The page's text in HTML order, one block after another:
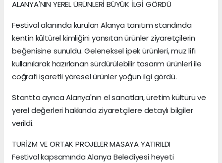
ALANYA'NIN YEREL ÜRÜNLERİ BÜYÜK İLGİ GÖRDÜ
Festival alanında kurulan Alanya tanıtım standında
kentin kültürel kimliğini yansıtan ürünler ziyaretçilerin
beğenisine sunuldu. Geleneksel ipek ürünleri, muz lifi
kullanılarak hazırlanan sürdürülebilir tasarım ürünleri ile
coğrafi işaretli yöresel ürünler yoğun ilgi gördü.
Stantta ayrıca Alanya'nın el sanatları, üretim kültürü ve
yerel değerleri hakkında ziyaretçilere detaylı bilgiler
verildi.
TURİZM VE ORTAK PROJELER MASAYA YATIRILDI
Festival kapsamında Alanya Belediyesi heyeti